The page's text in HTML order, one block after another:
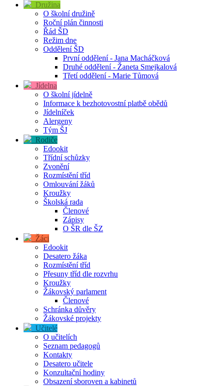
Družina
O školní družině
Roční plán činnosti
Řád ŠD
Režim dne
Oddělení ŠD
První oddělení - Jana Macháčková
Druhé oddělení - Žaneta Smejkalová
Třetí oddělení - Marie Tůmová
Jídelna
O školní jídelně
Informace k bezhotovostní platbě obědů
Jídelníček
Alergeny
Tým ŠJ
Rodiče
Edookit
Třídní schůzky
Zvonění
Rozmístění tříd
Omlouvání žáků
Kroužky
Školská rada
Členové
Zápisy
O ŠR dle ŠZ
Žáci
Edookit
Desatero žáka
Rozmístění tříd
Přesuny tříd dle rozvrhu
Kroužky
Žákovský parlament
Členové
Schránka důvěry
Žákovské projekty
Učitelé
O učitelích
Seznam pedagogů
Kontakty
Desatero učitele
Konzultační hodiny
Obsazení sboroven a kabinetů